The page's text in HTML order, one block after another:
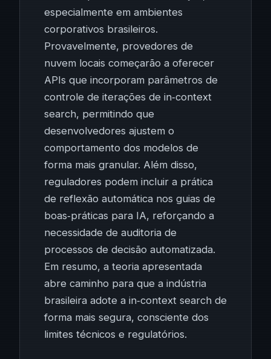
especialmente em ambientes
corporativos brasileiros.
Provavelmente, provedores de
nuvem locais começarão a oferecer
APIs que incorporam parâmetros de
controle de iterações de in‑context
search, permitindo que
desenvolvedores ajustem o
comportamento dos modelos de
forma mais granular. Além disso,
reguladores podem incluir a prática
de reflexão automática nos guias de
boas‑práticas para IA, reforçando a
necessidade de auditoria de
processos de decisão automatizada.
Em resumo, a teoria apresentada
abre caminho para que a indústria
brasileira adote a in‑context search de
forma mais segura, consciente dos
limites técnicos e regulatórios.